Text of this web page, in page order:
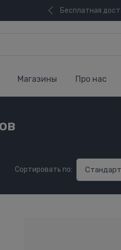
Бесплатная
Магазины Про нас
Сортировать по: